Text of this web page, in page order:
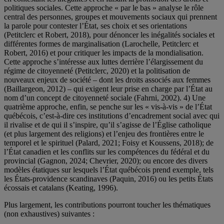
politiques sociales. Cette approche « par le bas » analyse le rôle
central des personnes, groupes et mouvements sociaux qui prennent
la parole pour contester l’État, ses choix et ses orientations
(Petitclerc et Robert, 2018), pour dénoncer les inégalités sociales et
différentes formes de marginalisation (Larochelle, Petitclerc et
Robert, 2016) et pour critiquer les impacts de la mondialisation.
Cette approche s’intéresse aux luttes derrière l’élargissement du
régime de citoyenneté (Petitclerc, 2020) et la politisation de
nouveaux enjeux de société – dont les droits associés aux femmes
(Baillargeon, 2012) – qui exigent leur prise en charge par l’État au
nom d’un concept de citoyenneté sociale (Fahrni, 2002). 4) Une
quatrième approche, enfin, se penche sur les « vis-à-vis » de l’État
québécois, c’est-à-dire ces institutions d’encadrement social avec qui
il rivalise et de qui il s’inspire, qu’il s’agisse de l’Église catholique
(et plus largement des religions) et l’enjeu des frontières entre le
temporel et le spirituel (Palard, 2021; Foisy et Koussens, 2018); de
l’État canadien et les conflits sur les compétences du fédéral et du
provincial (Gagnon, 2024; Chevrier, 2020); ou encore des divers
modèles étatiques sur lesquels l’État québécois prend exemple, tels
les États-providence scandinaves (Paquin, 2016) ou les petits États
écossais et catalans (Keating, 1996).
Plus largement, les contributions pourront toucher les thématiques
(non exhaustives) suivantes :